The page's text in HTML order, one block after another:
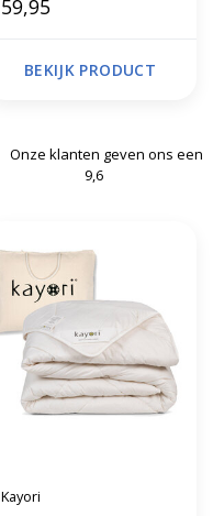
59,95
BEKIJK PRODUCT
Onze klanten geven ons een
9,6
Kayori